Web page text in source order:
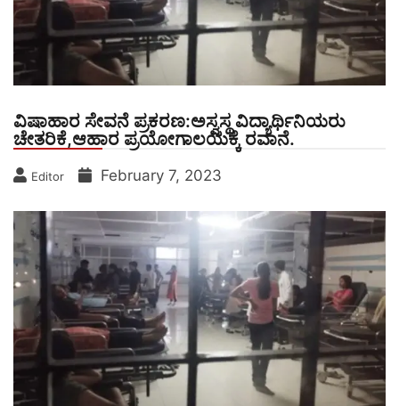
ವಿಷಾಹಾರ ಸೇವನೆ ಪ್ರಕರಣ:ಅಸ್ವಸ್ಥ ವಿದ್ಯಾರ್ಥಿನಿಯರು
ಚೇತರಿಕೆ,ಆಹಾರ ಪ್ರಯೋಗಾಲಯಕ್ಕೆ ರವಾನೆ.
Editor February 7, 2023